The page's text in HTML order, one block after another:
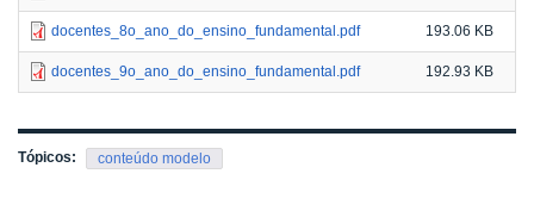
docentes_8o_ano_do_ensino_fundamental.pdf 193.06 KB
docentes_9o_ano_do_ensino_fundamental.pdf 192.93 KB
Tópicos: conteúdo modelo